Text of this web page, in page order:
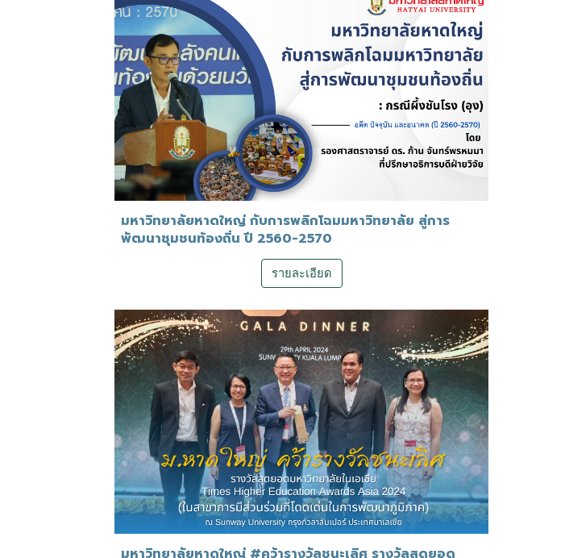
มหาวิทยาลัยหาดใหญ่ กับการพลิกโฉมมหาวิทยาลัย สู่การ
พัฒนาชุมชนท้องถิ่น ปี 2560-2570
รายละเอียด